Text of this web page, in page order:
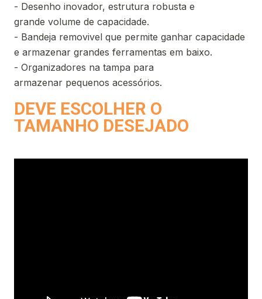
- Desenho inovador, estrutura robusta e
grande volume de capacidade.
- Bandeja removivel que permite ganhar capacidade
e armazenar grandes ferramentas em baixo.
- Organizadores na tampa para
armazenar pequenos acessórios.
DEVE ESCOLHER O
TAMANHO DESEJADO